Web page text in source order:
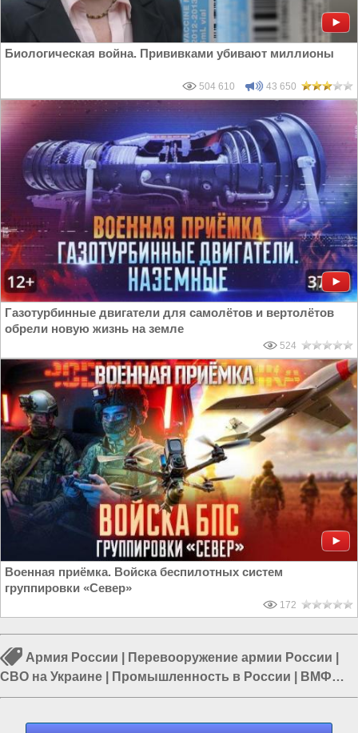
Биологическая война. Прививками убивают миллионы
504 610 43 650
Газотурбинные двигатели для самолётов и вертолётов
обрели новую жизнь на земле
524
Военная приёмка. Войска беспилотных систем
группировки «Север»
172
Армия России Перевооружение армии России
СВО на Украине
Промышленность в России
ВМФ
России|ВПК России|Подводные лодки России